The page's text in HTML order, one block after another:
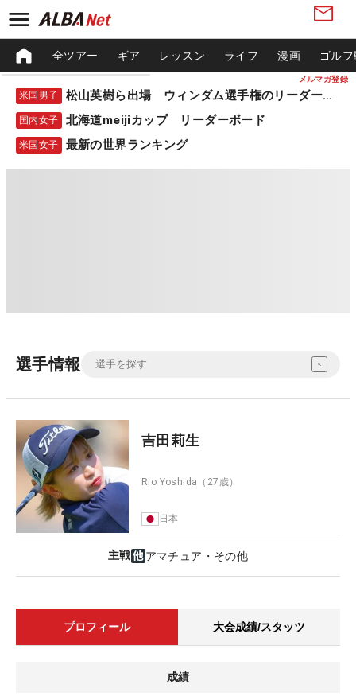
メルマガ登録
全ツアー ギア レッスン ライフ 漫画 ゴル
米国男子 松山英樹ら出場 ウィンダム選手権のリーダーボード
国内女子 北海道meijiカップ リーダーボード
米国女子 最新の世界ランキング
選手情報
吉田莉生
Rio Yoshida （27歳）
日本
主戦 アマチュア・その他
プロフィール 大会成績/スタッツ
成績